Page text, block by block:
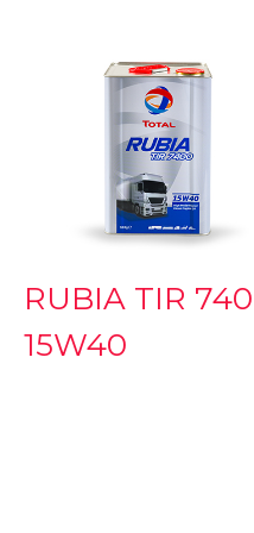
RUBIA TIR
15W40